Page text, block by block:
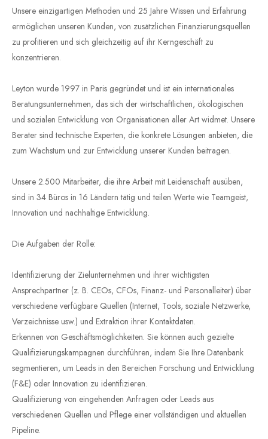
Unsere einzigartigen Methoden und 25 Jahre Wissen und Erfahrung
ermöglichen unseren Kunden, von zusätzlichen Finanzierungsquellen
zu profitieren und sich gleichzeitig auf ihr Kerngeschäft zu
konzentrieren.
Leyton wurde 1997 in Paris gegründet und ist ein internationales
Beratungsunternehmen, das sich der wirtschaftlichen, ökologischen
und sozialen Entwicklung von Organisationen aller Art widmet. Unsere
Berater sind technische Experten, die konkrete Lösungen anbieten, die
zum Wachstum und zur Entwicklung unserer Kunden beitragen.
Unsere 2.500 Mitarbeiter, die ihre Arbeit mit Leidenschaft ausüben,
sind in 34 Büros in 16 Ländern tätig und teilen Werte wie Teamgeist,
Innovation und nachhaltige Entwicklung.
Die Aufgaben der Rolle:
Identifizierung der Zielunternehmen und ihrer wichtigsten
Ansprechpartner (z. B. CEOs, CFOs, Finanz- und Personalleiter) über
verschiedene verfügbare Quellen (Internet, Tools, soziale Netzwerke,
Verzeichnisse usw.) und Extraktion ihrer Kontaktdaten.
Erkennen von Geschäftsmöglichkeiten. Sie können auch gezielte
Qualifizierungskampagnen durchführen, indem Sie Ihre Datenbank
segmentieren, um Leads in den Bereichen Forschung und Entwicklung
(F&E) oder Innovation zu identifizieren.
Qualifizierung von eingehenden Anfragen oder Leads aus
verschiedenen Quellen und Pflege einer vollständigen und aktuellen
Pipeline.